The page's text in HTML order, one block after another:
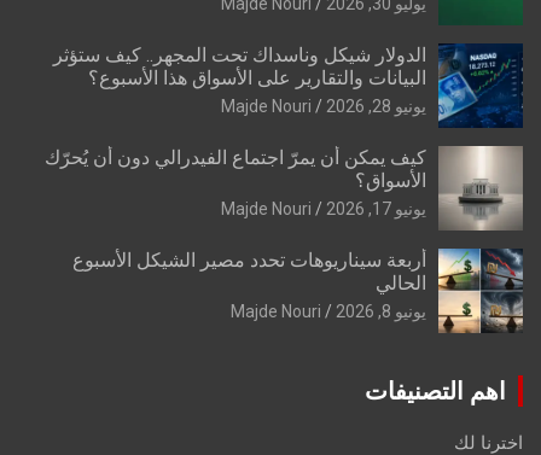
الدولار شيكل وناسداك تحت المجهر.. كيف ستؤثر
البيانات والتقارير على الأسواق هذا الأسبوع؟
يونيو 28, 2026 Majde Nouri
كيف يمكن أن يمرّ اجتماع الفيدرالي دون أن يُحرّك
الأسواق؟
يونيو 17, 2026 Majde Nouri
أربعة سيناريوهات تحدد مصير الشيكل الأسبوع
الحالي
يونيو 8, 2026 Majde Nouri
اهم التصنيفات
اخترنا لك